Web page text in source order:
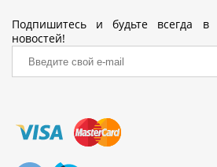
Подпишитесь и будьте всегда
новостей!